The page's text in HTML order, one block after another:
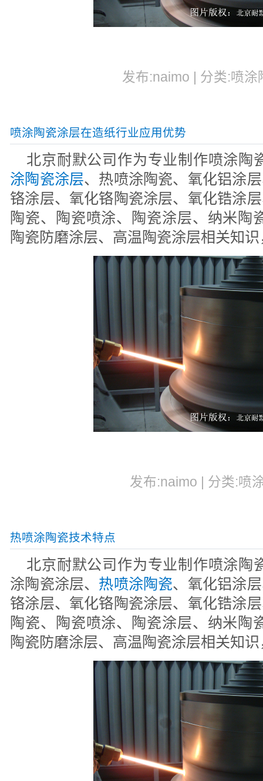
发布:naimo | 分类:喷
喷涂陶瓷涂层在造纸行业应用优势
北京耐默公司作为专业制作喷涂
涂陶瓷涂层、热喷涂陶瓷、氧化铝涂
铬涂层、氧化铬陶瓷涂层、氧化锆涂
陶瓷、陶瓷喷涂、陶瓷涂层、纳米陶
陶瓷防磨涂层、高温陶瓷涂层相关知
发布:naimo | 分类:喷
热喷涂陶瓷技术特点
北京耐默公司作为专业制作喷涂陶
涂陶瓷涂层、 热喷涂陶瓷、氧化铝涂
铬涂层、氧化铬陶瓷涂层、氧化锆涂
陶瓷、陶瓷喷涂、陶瓷涂层、纳米陶
陶瓷防磨涂层、高温陶瓷涂层相关知